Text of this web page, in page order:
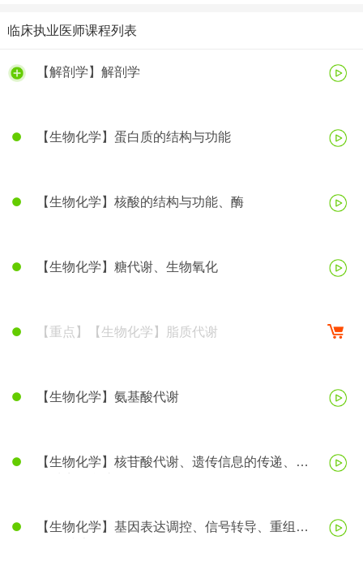
临床执业医师课程列表
【解剖学】解剖学
【生物化学】蛋白质的结构与功能
【生物化学】核酸的结构与功能、酶
【生物化学】糖代谢、生物氧化
【重点】【生物化学】脂质代谢
【生物化学】氨基酸代谢
【生物化学】核苷酸代谢、遗传信息的传递、蛋
【生物化学】基因表达调控、信号转导、重组